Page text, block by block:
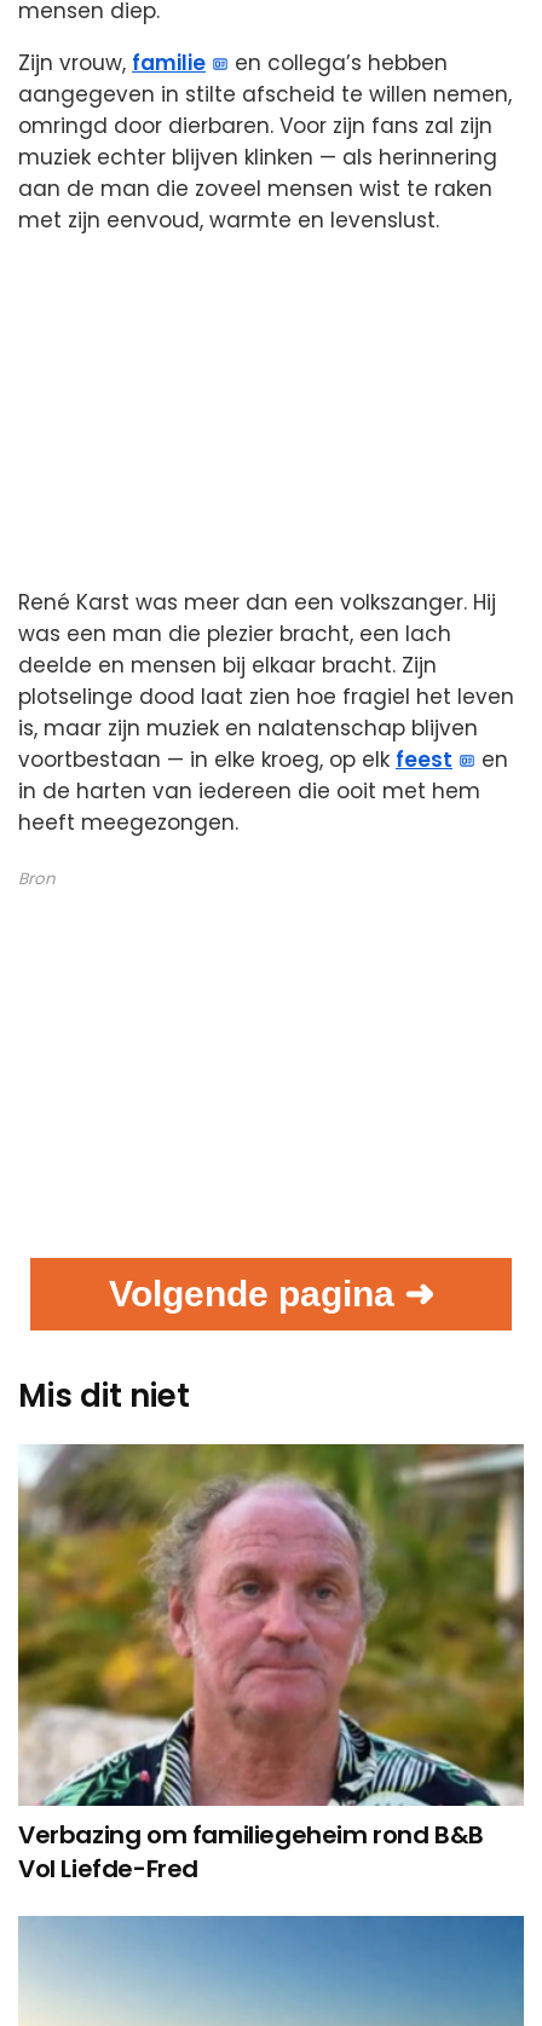
mensen diep.
Zijn vrouw, familie
en collega’s hebben
aangegeven in stilte afscheid te willen nemen,
omringd door dierbaren. Voor zijn fans zal zijn
muziek echter blijven klinken — als herinnering
aan de man die zoveel mensen wist te raken
met zijn eenvoud, warmte en levenslust.
René Karst was meer dan een volkszanger. Hij
was een man die plezier bracht, een lach
deelde en mensen bij elkaar bracht. Zijn
plotselinge dood laat zien hoe fragiel het leven
is, maar zijn muziek en nalatenschap blijven
voortbestaan — in elke kroeg, op elk feest
en
in de harten van iedereen die ooit met hem
heeft meegezongen.
Bron
Volgende pagina ➜
Mis dit niet
Verbazing om familiegeheim rond B&B
Vol Liefde-Fred